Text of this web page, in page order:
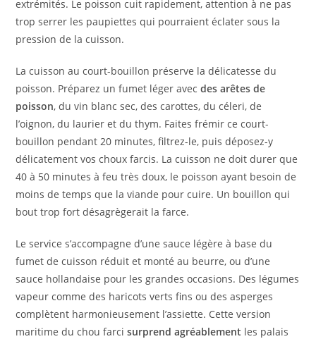
extrémités. Le poisson cuit rapidement, attention à ne pas
trop serrer les paupiettes qui pourraient éclater sous la
pression de la cuisson.
La cuisson au court-bouillon préserve la délicatesse du
poisson. Préparez un fumet léger avecdes arêtes de
poisson, du vin blanc sec, des carottes, du céleri, de
l’oignon, du laurier et du thym. Faites frémir ce court-
bouillon pendant 20 minutes, filtrez-le, puis déposez-y
délicatement vos choux farcis. La cuisson ne doit durer que
40 à 50 minutes à feu très doux, le poisson ayant besoin de
moins de temps que la viande pour cuire. Un bouillon qui
bout trop fort désagrègerait la farce.
Le service s’accompagne d’une sauce légère à base du
fumet de cuisson réduit et monté au beurre, ou d’une
sauce hollandaise pour les grandes occasions. Des légumes
vapeur comme des haricots verts fins ou des asperges
complètent harmonieusement l’assiette. Cette version
maritime du chou farcisurprend agréablement les palais